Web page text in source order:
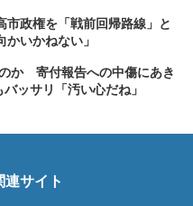
市政権を「戦前回帰路線」と
いかねない」
か 寄付報告への中傷にあき
ッサリ「汚い心だね」
連サイト